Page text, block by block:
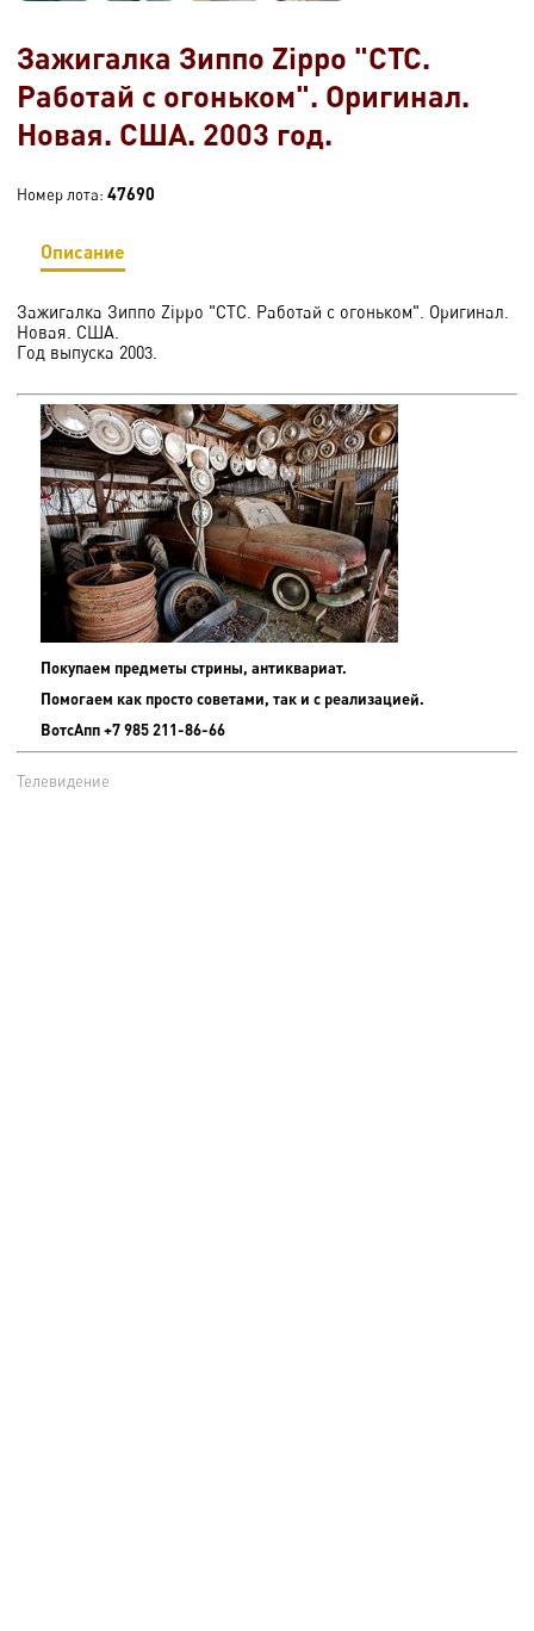
Зажигалка Зиппо Zippo "СТС.
Работай с огоньком". Оригинал.
Новая. США. 2003 год.
Номер лота: 47690
Описание
Зажигалка Зиппо Zippo "СТС. Работай с огоньком". Оригинал.
Новая. США.
Год выпуска 2003.
Покупаем предметы стрины, антиквариат.
Помогаем как просто советами, так и с реализацией.
ВотсАпп +7 985 211-86-66
Телевидение